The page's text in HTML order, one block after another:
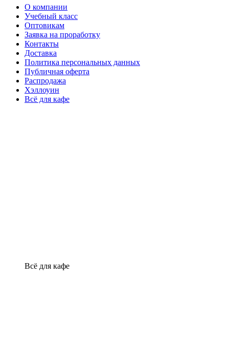
О компании
Учебный класс
Оптовикам
Заявка на проработку
Контакты
Доставка
Политика персональных данных
Публичная оферта
Распродажа
Хэллоуин
Всё для кафе
Всё для кафе